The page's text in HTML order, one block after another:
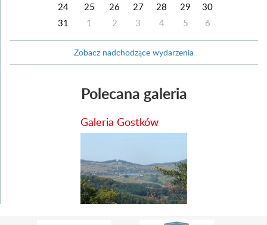
24
25 26 27 28 29
30
31
1 2 3 4 5 6
Zobacz nadchodzące wydarzenia
Polecana galeria
Galeria Gostków